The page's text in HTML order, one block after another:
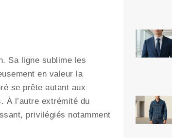
Sa ligne sublime les
en valeur la
se prête autant aux
À l’autre extrémité du
privilégiés notamment